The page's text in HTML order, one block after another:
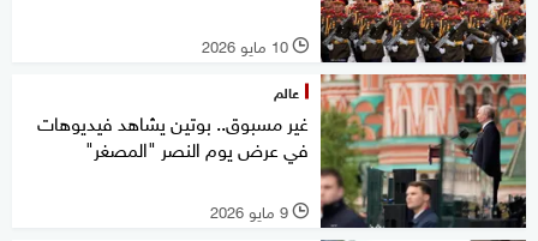
l 10 مايو 2026
عالم
غير مسبوق.. بوتين يشاهد فيديوهات
في عرض يوم النصر "المصغر"
l 9 مايو 2026